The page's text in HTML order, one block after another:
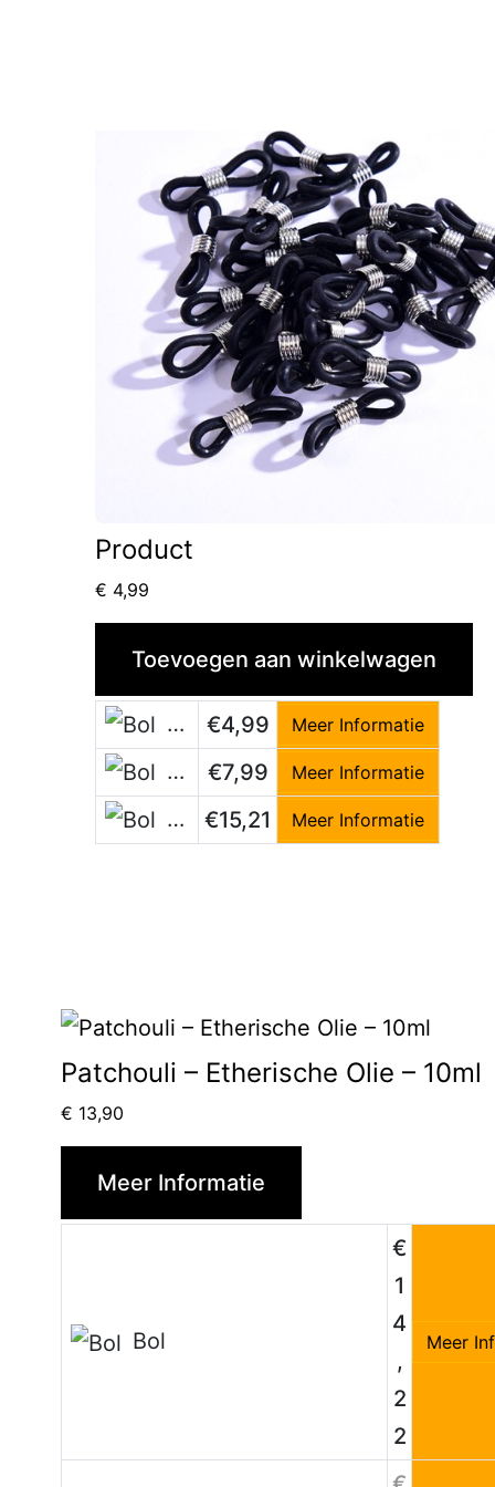
Product
€ 4,99
Toevoegen aan winkelwagen
€4,99 Meer Informatie
€7,99 Meer Informatie
€15,21 Meer Informatie
Patchouli – Etherische Olie – 10ml
€ 13,90
Meer Informatie
Bol
€
1
4
,
2
2
Meer